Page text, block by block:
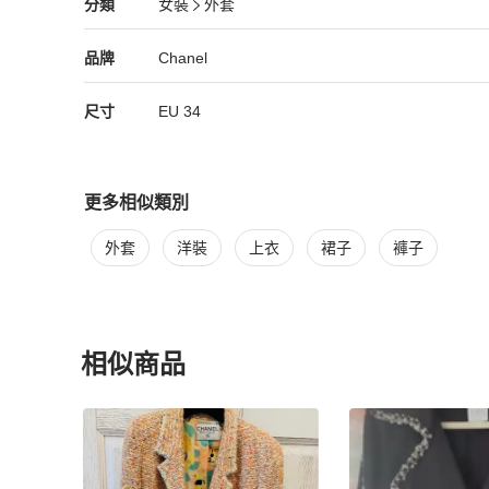
8%粘膠纖維 (人造絲)
內襯 100%蠶絲
分類 女裝
外套
女裝/外套推薦
品牌
Chanel 精品女裝品牌介紹
Chanel
Chanel 推薦清單
尺寸 EU 34
更多相似類別
更多 Chanel 女裝 相似商品推薦
外套 洋裝 上衣 裙子 褲子
相似商品
更多相似Chanel女裝推薦精品